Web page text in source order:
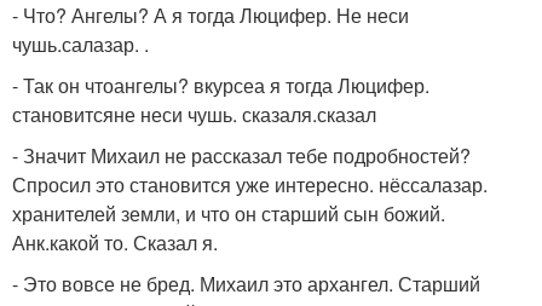
- Что? Ангелы? А я тогда Люцифер. Не неси
чушь.салазар. .
- Так он чтоангелы? вкурсеа я тогда Люцифер.
становитсяне неси чушь. сказаля.сказал
- Значит Михаил не рассказал тебе подробностей?
Спросил это становится уже интересно. нёссалазар.
хранителей земли, и что он старший сын божий.
Анк.какой то. Сказал я.
- Это вовсе не бред. Михаил это архангел. Старший